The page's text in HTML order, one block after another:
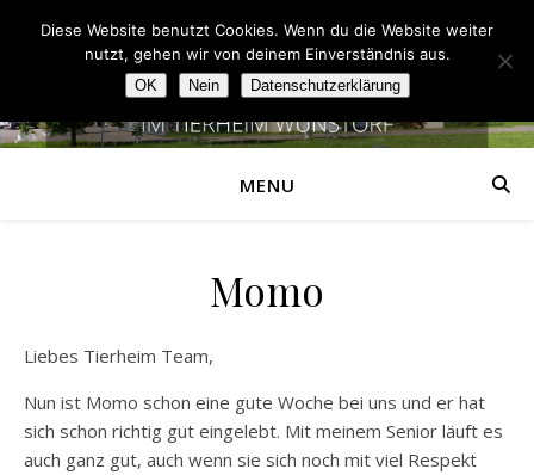
MENU
Momo
Liebes Tierheim Team,
Nun ist Momo schon eine gute Woche bei uns und er hat
sich schon richtig gut eingelebt. Mit meinem Senior läuft es
auch ganz gut, auch wenn sie sich noch mit viel Respekt
Diese Website benutzt Cookies. Wenn du die Website weiter
nutzt, gehen wir von deinem Einverständnis aus.
OK Nein Datenschutzerklärung